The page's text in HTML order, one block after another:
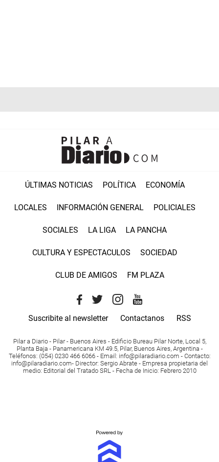
ÚLTIMAS NOTICIAS POLÍTICA ECONOMÍA
LOCALES INFORMACIÓN GENERAL POLICIALES
SOCIALES LA LIGA LA PANCHA
CULTURA Y ESPECTACULOS SOCIEDAD
CLUB DE AMIGOS FM PLAZA
Suscribite al newsletter Contactanos RSS
Pilar a Diario - Pilar - Buenos Aires - Edificio Bureau Pilar Norte, Local 5,
Planta Baja - Panamericana KM 49.5, Pilar, Buenos Aires, Argentina -
Teléfonos: (054) 0230 466 6066 - Email : info@pilaradiario.com - Contacto:
info@pilaradiario.com- Director: Sergio Abrate - Empresa propietaria del
medio: Editorial del Tratado SRL - Fecha de Inicio: Febrero 2010